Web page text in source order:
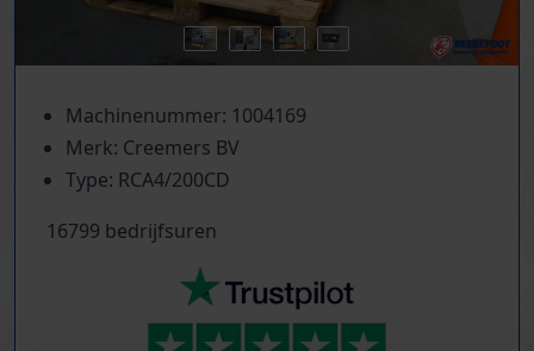
Machinenummer: 1004169
Merk: Creemers BV
Type: RCA4/200CD
16799 bedrijfsuren